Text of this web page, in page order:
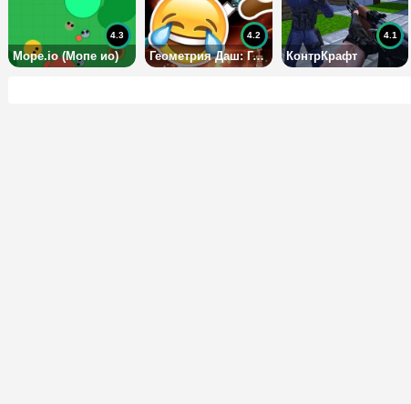
Mope.io (Мопе ио)
4.3
Геометрия Даш: Город Эмоджи
4.2
КонтрКрафт
4.1